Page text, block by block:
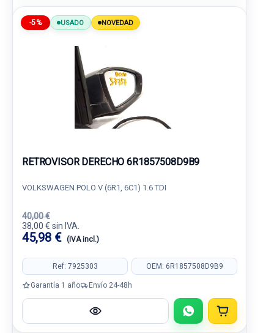
-5% USADO NOVEDAD
RETROVISOR DERECHO 6R1857508D9B9
VOLKSWAGEN POLO V (6R1, 6C1) 1.6 TDI
40,00 €
38,00 € sin IVA.
45,98 € (IVA incl.)
Ref: 7925303 OEM: 6R1857508D9B9
Garantía 1 año Envío 24-48h